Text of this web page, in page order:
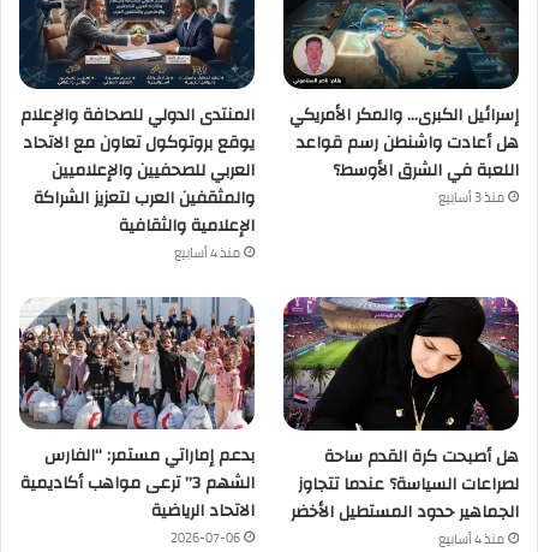
إسرائيل الكبرى… والمكر الأمريكي
هل أعادت واشنطن رسم قواعد
اللعبة في الشرق الأوسط؟
منذ 3 أسابيع
المنتدى الدولي للصحافة والإعلام
يوقع بروتوكول تعاون مع الاتحاد
العربي للصحفيين والإعلاميين
والمثقفين العرب لتعزيز الشراكة
الإعلامية والثقافية
منذ 4 أسابيع
هل أصبحت كرة القدم ساحة
لصراعات السياسة؟ عندما تتجاوز
الجماهير حدود المستطيل الأخضر
منذ 4 أسابيع
بدعم إماراتي مستمر: “الفارس
الشهم 3” ترعى مواهب أكاديمية
الاتحاد الرياضية
2026-07-06